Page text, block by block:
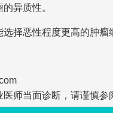
异质性。
择恶性程度更高的肿
师当面诊断，请谨慎参